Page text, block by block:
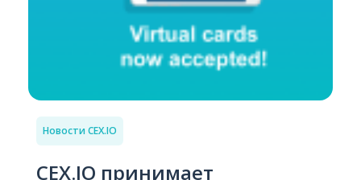
Новости CEX.IO
CEX.IO принимает